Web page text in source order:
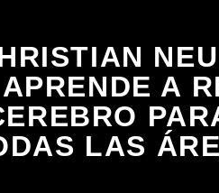
APRENDE A
LAS